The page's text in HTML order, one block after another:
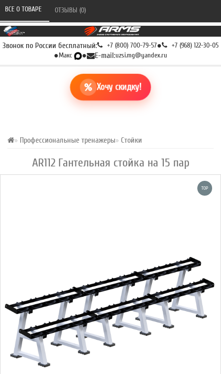
Звонок по России бесплатный: +7 (800) 700-79-57● +7 (968) 122-30-05
●Макс ● E-mail:uzsi.mg@yandex.ru
Хочу скидку!
Профессиональные тренажеры Стойки
AR112 Гантельная стойка на 15 пар
ВСЕ О ТОВАРЕ ОТЗЫВЫ (0)
TOP